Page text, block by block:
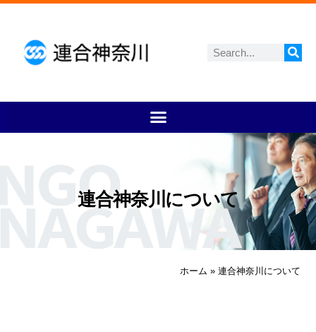
連合神奈川について
ホーム » 連合神奈川について